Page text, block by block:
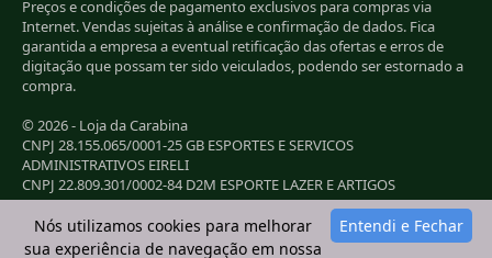
Preços e condições de pagamento exclusivos para compras via
Internet. Vendas sujeitas à análise e confirmação de dados. Fica
garantida a empresa a eventual retificação das ofertas e erros de
digitação que possam ter sido veiculados, podendo ser estornado a
compra.
© 2026 - Loja da Carabina
CNPJ 28.155.065/0001-25 GB ESPORTES E SERVICOS
ADMINISTRATIVOS EIRELI
CNPJ 22.809.301/0002-84 D2M ESPORTE LAZER E ARTIGOS
ESPORTIVOS EIRELI
CNPJ 38.283.264/0001-72 LC ESPORTES E LAZER LTDA
CNPJ 42.084.009/0001-78 2G E B ESPORTE E LAZER LTDA
Entendi e Fechar
Nós utilizamos cookies para melhorar
sua experiência de navegação em nossa